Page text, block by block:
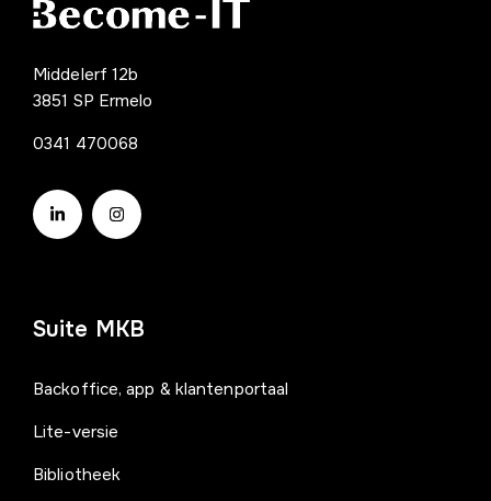
Middelerf 12b
3851 SP Ermelo
0341 470068
Suite MKB
Backoffice, app & klantenportaal
Lite-versie
Bibliotheek